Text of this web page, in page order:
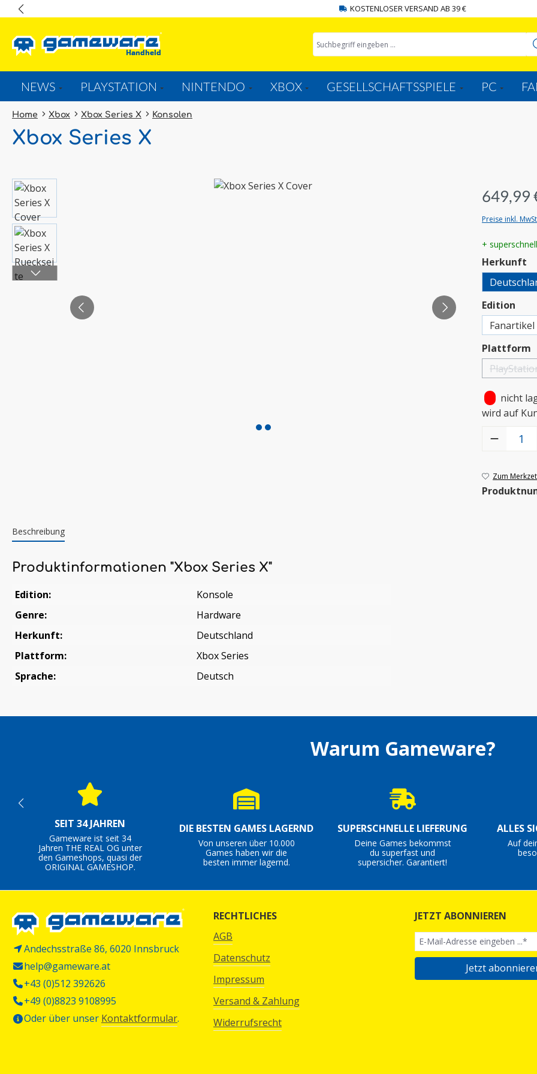
KOSTENLOSER VERSAND AB 39 €
NEWS PLAYSTATION NINTENDO XBOX GESELLSCHAFTSSPIELE PC
Home Xbox Xbox Series X Konsolen
Xbox Series X
Bildergalerie überspringen
649,99
Preise inkl.
+
Herkunft
Edition
Fanartikel
Plattform
nicht
wird auf
Produkt
Zum
Beschreibung
Produktinformationen "Xbox Series X"
Edition:
Konsole
Genre:
Hardware
Herkunft:
Deutschland
Plattform:
Xbox Series
Sprache:
Deutsch
Warum Gameware?
SEIT 34 JAHREN
Gameware ist seit 34
Jahren THE REAL OG unter
den Gameshops, quasi der
ORIGINAL GAMESHOP.
DIE BESTEN GAMES LAGERND
Von unseren über 10.000
Games haben wir die
besten immer lagernd.
SUPERSCHNELLE LIEFERUNG
Deine Games bekommst
du superfast und
supersicher. Garantiert!
ALLES
Auf
Andechsstraße 86, 6020 Innsbruck
help@gameware.at
+43 (0)512 392626
+49 (0)8823 9108995
Oder über unser Kontaktformular.
RECHTLICHES
AGB
Datenschutz
Impressum
Versand & Zahlung
Widerrufsrecht
JETZT ABONNIEREN
Jetzt